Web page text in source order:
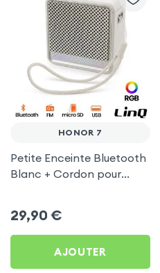
HONOR 7
Petite Enceinte Bluetooth
Blanc + Cordon pour
29,90 €
AJOUTER